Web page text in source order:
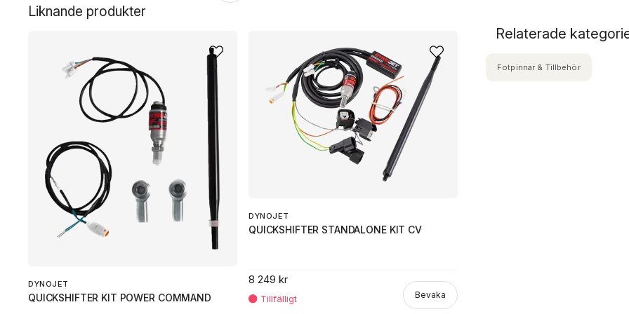
Liknande produkter
DYNOJET
QUICKSHIFTER KIT POWER COMMAND
DYNOJET
QUICKSHIFTER STANDALONE KIT CV
8 249 kr
Bevaka
Relaterade
Fotpinnar & Tillbehör